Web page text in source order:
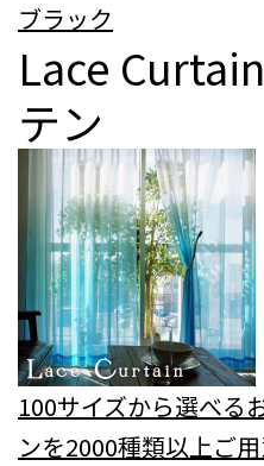
ブラック
Lace Curtain
テン
100サイズから選べる
ンを2000種類以上ご